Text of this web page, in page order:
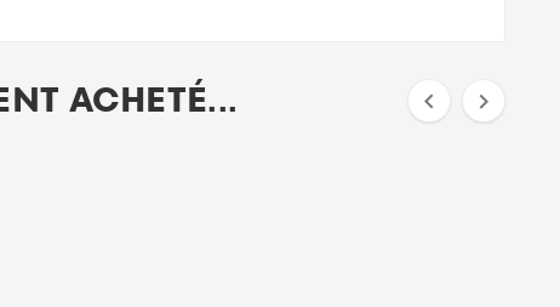
ACHETÉ...  